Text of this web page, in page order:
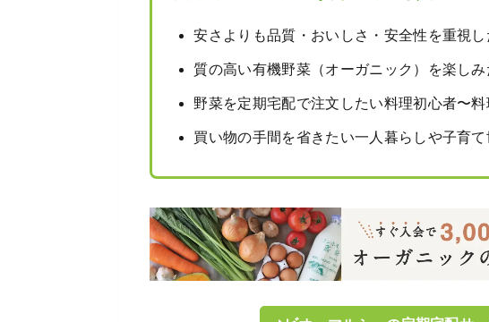
安さよりも品質・おいしさ・安全性を重視し
質の高い有機野菜（オーガニック）を楽しみ
野菜を定期宅配で注文したい料理初心者〜料
買い物の手間を省きたい一人暮らしや子育て